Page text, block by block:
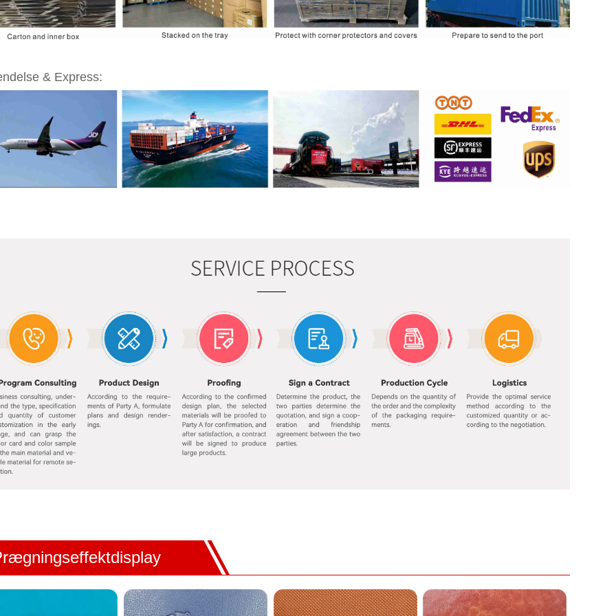
& Express: